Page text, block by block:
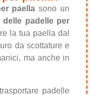
paella sono un
delle padelle per
la tua paella dal
da scottature e
ma anche in
padelle